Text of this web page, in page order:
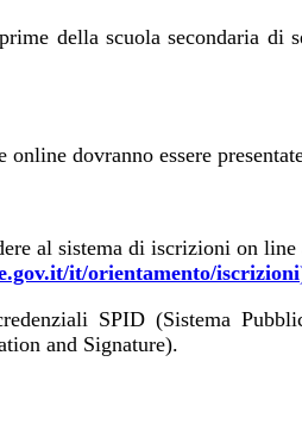
della scuola secondaria di
dovranno essere
al sistema di iscrizioni on line
it/orientamento/iscrizioni
SPID (Sistema
and Signature).